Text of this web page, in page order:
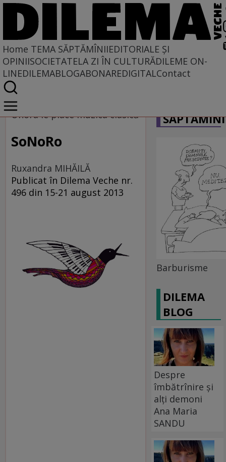
Home TEMA SĂPTĂMÎNIIEDITORIALE ȘI
OPINIISOCIETATELA ZI ÎN CULTURĂDILEME ON-
LINEDILEMABLOGABONAREDIGITALContact
Home
Tema săptămînii
Unora le place muzica clasică
SoNoRo
Ruxandra MIHĂILĂ
Publicat în Dilema Veche nr.
496 din 15-21 august 2013
Barburisme
DILEMA
BLOG
Despre
îmbătrînire și
alți demoni
Ana Maria
SANDU